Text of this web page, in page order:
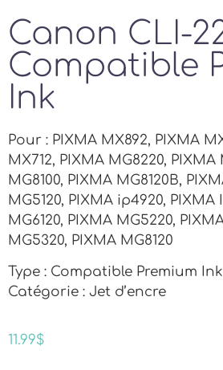
Canon CLI-
Compatible
Ink
Pour : PIXMA MX892, PIXMA
MX712, PIXMA MG8220, PIXMA
MG8100, PIXMA MG8120B,
MG5120, PIXMA ip4920, PIXMA
MG6120, PIXMA MG5220,
MG5320, PIXMA MG8120
Type : Compatible Premium Ink
Catégorie : Jet d’encre
11.99$